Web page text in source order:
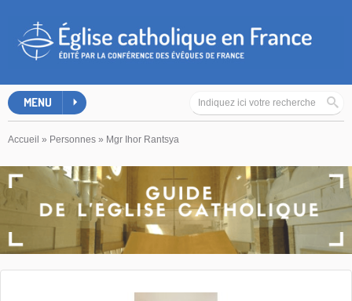
MENU
Accueil » Personnes » Mgr Ihor Rantsya